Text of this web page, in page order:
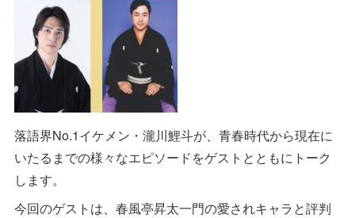
落語界No.1イケメン・瀧川鯉斗が、青春時代から現在に
いたるまでの様々なエピソードをゲストとともにトーク
します。
今回のゲストは、春風亭昇太一門の愛されキャラと評判